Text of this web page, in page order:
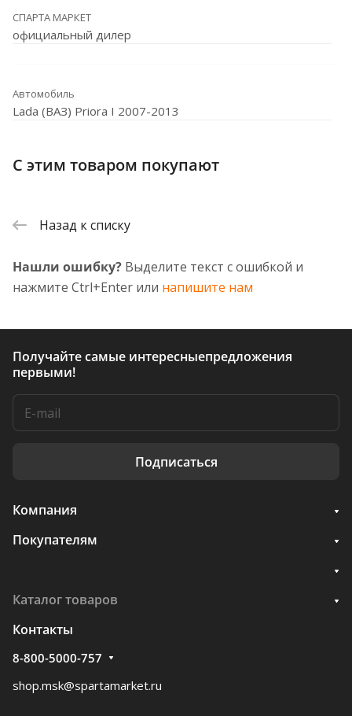
СПАРТА МАРКЕТ
официальный дилер
Автомобиль
Lada (ВАЗ) Priora I 2007-2013
С этим товаром покупают
Назад к списку
Нашли ошибку? Выделите текст с ошибкой и
нажмите Ctrl+Enter или напишите нам
Получайте самые интересныепредложения
первыми!
Подписаться
Компания
Покупателям
Каталог товаров
Контакты
8-800-5000-757
shop.msk@spartamarket.ru